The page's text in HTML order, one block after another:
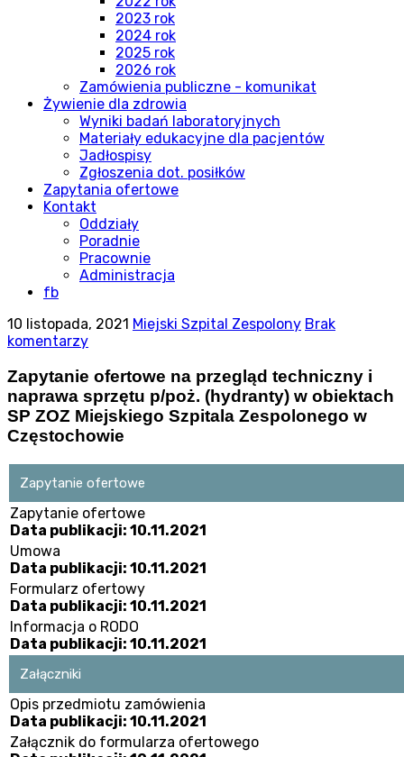
2023 rok
2024 rok
2025 rok
2026 rok
Zamówienia publiczne - komunikat
Żywienie dla zdrowia
Wyniki badań laboratoryjnych
Materiały edukacyjne dla pacjentów
Jadłospisy
Zgłoszenia dot. posiłków
Zapytania ofertowe
Kontakt
Oddziały
Poradnie
Pracownie
Administracja
fb
10 listopada, 2021 Miejski Szpital Zespolony Brak
komentarzy
Zapytanie ofertowe na przegląd techniczny i
naprawa sprzętu p/poż. (hydranty) w obiektach
SP ZOZ Miejskiego Szpitala Zespolonego w
Częstochowie
Zapytanie ofertowe
Zapytanie ofertowe
Data publikacji: 10.11.2021
Umowa
Data publikacji: 10.11.2021
Formularz ofertowy
Data publikacji: 10.11.2021
Informacja o RODO
Data publikacji: 10.11.2021
Załączniki
Opis przedmiotu zamówienia
Data publikacji: 10.11.2021
Załącznik do formularza ofertowego